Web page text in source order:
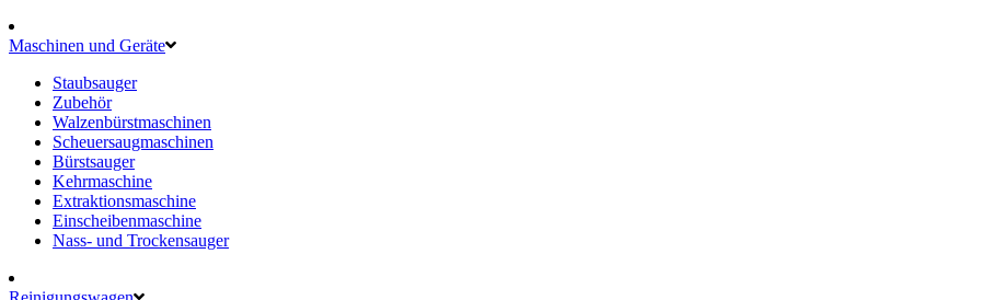
Maschinen und Geräte
Staubsauger
Zubehör
Walzenbürstmaschinen
Scheuersaugmaschinen
Bürstsauger
Kehrmaschine
Extraktionsmaschine
Einscheibenmaschine
Nass- und Trockensauger